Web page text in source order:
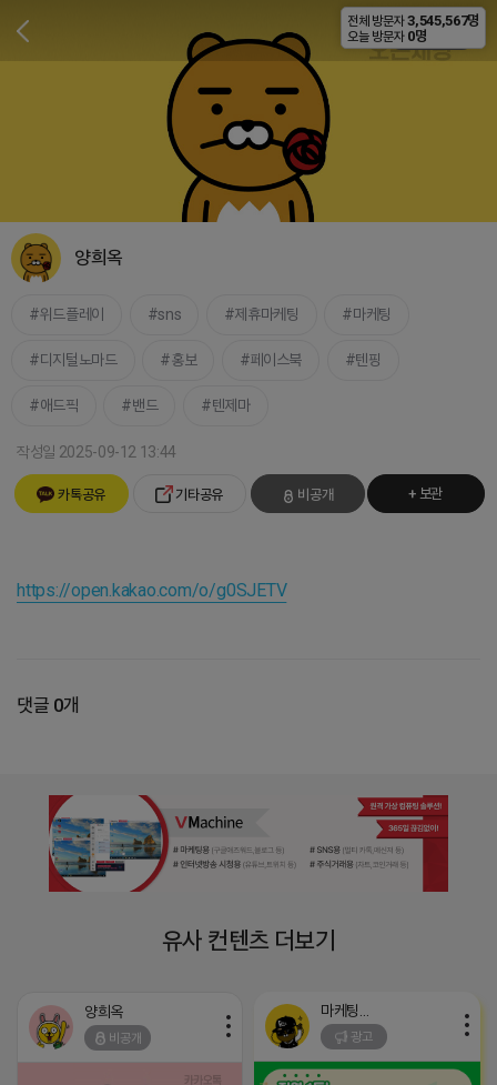
비공개
양희옥
위드플레이 sns 제휴마케팅 마케팅
디지털노마드 홍보 페이스북 텐핑
애드픽 밴드 텐제마
작성일 2025-09-12 13:44
카톡공유 기타공유 비공개 + 보관
https://open.kakao.com/o/g0SJETV
댓글 0개
유사 컨텐츠 더보기
양희옥
비공개 광고
전체 방문자 3,545,567명
오늘 방문자 0명